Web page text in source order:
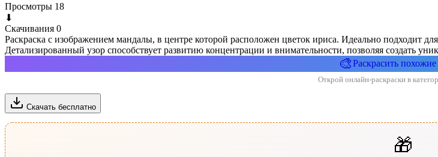
Просмотры 18
⬇
Скачивания 0
Раскраска с изображением мандалы, в центре которой расположен цветок ириса. Идеально подходит
Детализированный узор способствует развитию концентрации и внимательности, позволяя создать
🎨Раскрасить
Открой онлайн-раскраски в
Скачать бесплатно
🎁